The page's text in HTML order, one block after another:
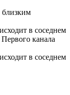
близким
в соседнем
канала
в соседнем